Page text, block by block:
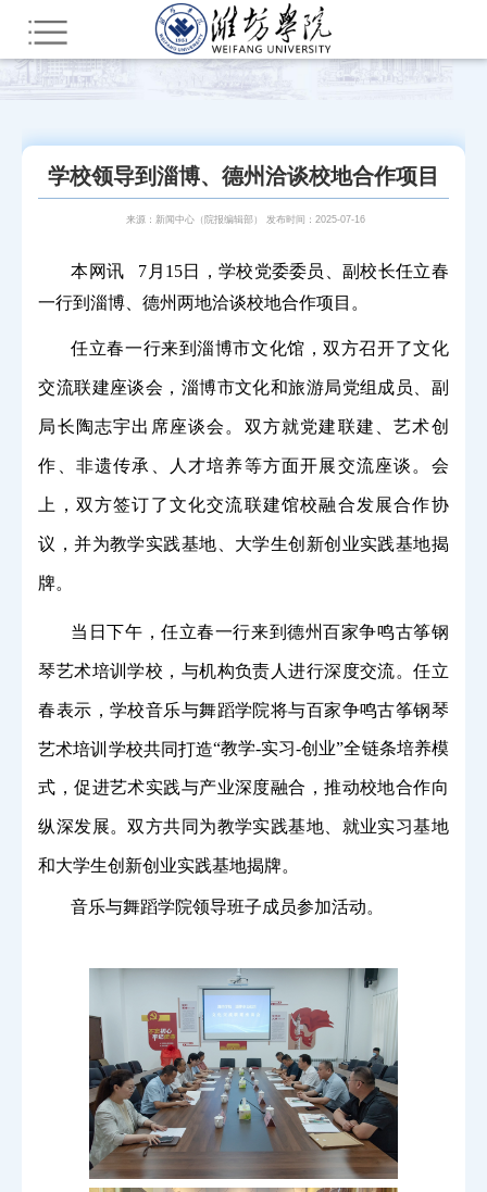
您所在的位置：首页 部门网站群 教辅部门 新闻中心（院报编辑部） 潍院要闻
学校领导到淄博、德州洽谈校地合作项目
来源：新闻中心（院报编辑部） 发布时间：2025-07-16
本网讯 7月 15日，学校党委委员、副校长任立春
一行到淄博、德州两地洽谈校地合作项目。
任立春一行来到淄博市文化馆，双方召开了文化
交流联建座谈会，淄博市文化和旅游局党组成员、副
局长陶志宇出席座谈会。双方就党建联建、艺术创
作、非遗传承、人才培养等方面开展交流座谈。会
上，双方签订了文化交流联建馆校融合发展合作协
议，并为教学实践基地、大学生创新创业实践基地揭
牌。
当日下午，任立春一行来到德州百家争鸣古筝钢
琴艺术培训学校，与机构负责人进行深度交流。任立
春表示，学校音乐与舞蹈学院将与百家争鸣古筝钢琴
艺术培训学校共同打造“教学-实习-创业”全链条培养模
式，促进艺术实践与产业深度融合，推动校地合作向
纵深发展。双方共同为教学实践基地、就业实习基地
和大学生创新创业实践基地揭牌。
音乐与舞蹈学院领导班子成员参加活动。